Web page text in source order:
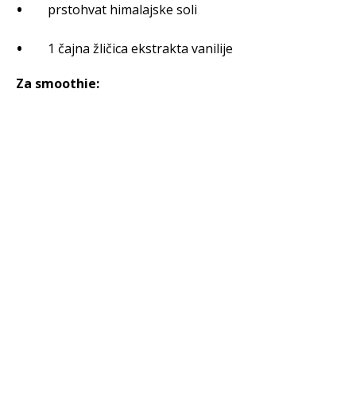
prstohvat himalajske soli
1 čajna žličica ekstrakta vanilije
Za smoothie: